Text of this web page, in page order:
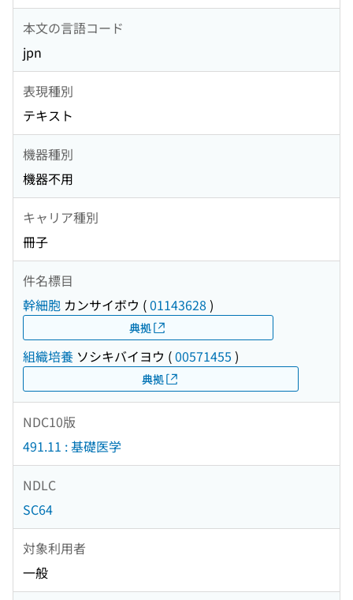
本文の言語コード
jpn
表現種別
テキスト
機器種別
機器不用
キャリア種別
冊子
件名標目
幹細胞 カンサイボウ (01143628 )
典拠
組織培養 ソシキバイヨウ (00571455 )
典拠
NDC10版
491.11 : 基礎医学
NDLC
SC64
対象利用者
一般